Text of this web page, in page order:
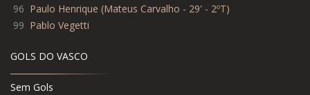
96 Paulo Henrique (Mateus Carvalho - 29' - 2ºT)
99 Pablo Vegetti
GOLS DO VASCO
Sem Gols